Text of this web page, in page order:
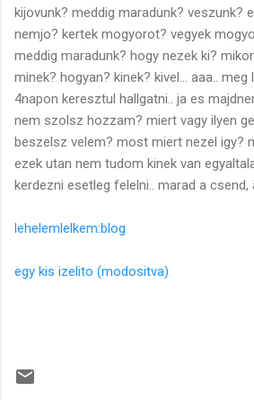
kijovunk? meddig maradunk? veszunk?
nemjo? kertek mogyorot? vegyek
meddig maradunk? hogy nezek ki?
minek? hogyan? kinek? kivel... aaa..
4napon keresztul hallgatni.. ja es
nem szolsz hozzam? miert vagy ilyen
beszelsz velem? most miert nezel igy?
ezek utan nem tudom kinek van
kerdezni esetleg felelni.. marad a csend,
lehelemlelkem:blog
egy kis izelito (modositva)